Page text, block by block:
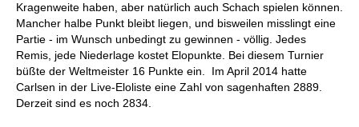
Kragenweite haben, aber natürlich auch Schach spielen können.
Mancher halbe Punkt bleibt liegen, und bisweilen misslingt eine
Partie - im Wunsch unbedingt zu gewinnen - völlig. Jedes
Remis, jede Niederlage kostet Elopunkte. Bei diesem Turnier
büßte der Weltmeister 16 Punkte ein. Im April 2014 hatte
Carlsen in der Live-Eloliste eine Zahl von sagenhaften 2889.
Derzeit sind es noch 2834.